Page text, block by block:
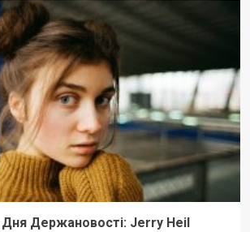
Держановості: Jerry Heil